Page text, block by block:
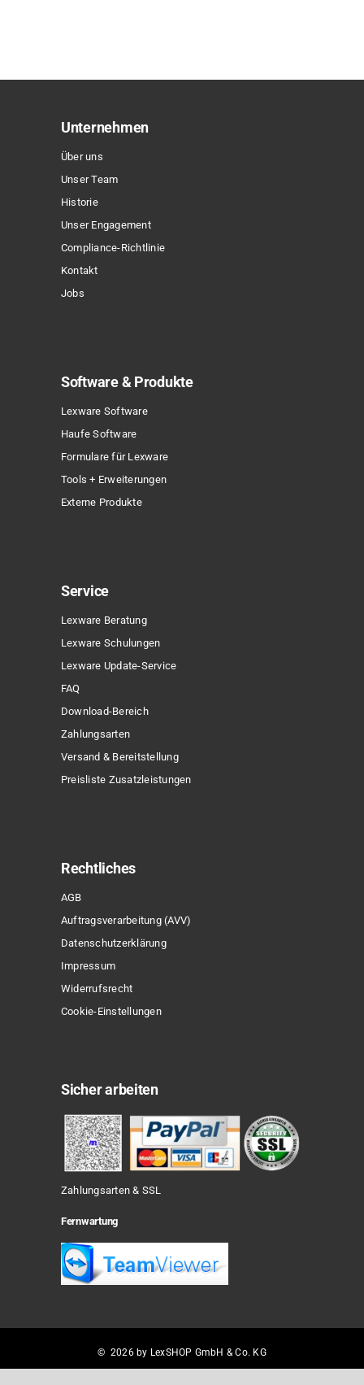
auf.
Optionen
gewählt
werden
Unternehmen
Über uns
Unser Team
Historie
Unser Engagement
Compliance-Richtlinie
Kontakt
Jobs
Software & Produkte
Lexware Software
Haufe Software
Formulare für Lexware
Tools + Erweiterungen
Externe Produkte
Service
Lexware Beratung
Lexware Schulungen
Lexware Update-Service
FAQ
Download-Bereich
Zahlungsarten
Versand & Bereitstellung
Preisliste Zusatzleistungen
Rechtliches
AGB
Auftragsverarbeitung (AVV)
Datenschutzerklärung
Impressum
Widerrufsrecht
Cookie-Einstellungen
Sicher arbeiten
Zahlungsarten & SSL
Fernwartung
© 2026 by LexSHOP GmbH & Co. KG